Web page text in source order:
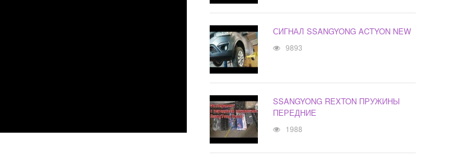
СИГНАЛ SSANGYONG ACTYON NEW
9893
SSANGYONG REXTON ПРУЖИНЫ
ПЕРЕДНИЕ
1988